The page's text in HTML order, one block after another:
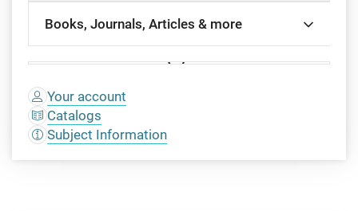
Your account
Catalogs
Subject Information